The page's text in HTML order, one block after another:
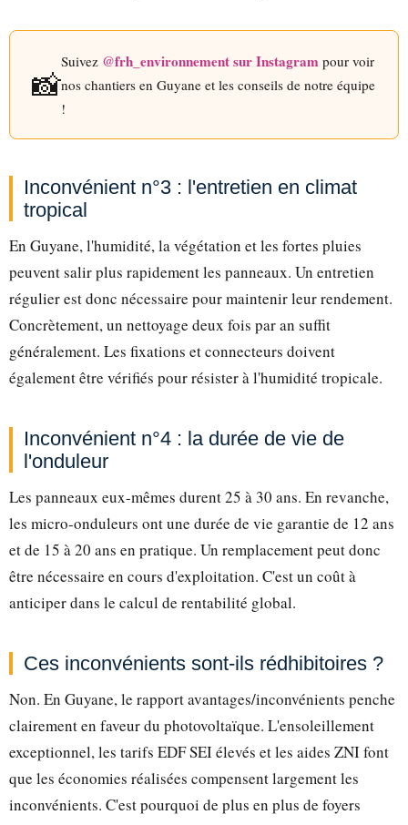
📸
Suivez @frh_environnement sur Instagram pour voir
nos chantiers en Guyane et les conseils de notre équipe
!
Inconvénient n°3 : l'entretien en climat
tropical
En Guyane, l'humidité, la végétation et les fortes pluies
peuvent salir plus rapidement les panneaux. Un entretien
régulier est donc nécessaire pour maintenir leur rendement.
Concrètement, un nettoyage deux fois par an suffit
généralement. Les fixations et connecteurs doivent
également être vérifiés pour résister à l'humidité tropicale.
Inconvénient n°4 : la durée de vie de
l'onduleur
Les panneaux eux-mêmes durent 25 à 30 ans. En revanche,
les micro-onduleurs ont une durée de vie garantie de 12 ans
et de 15 à 20 ans en pratique. Un remplacement peut donc
être nécessaire en cours d'exploitation. C'est un coût à
anticiper dans le calcul de rentabilité global.
Ces inconvénients sont-ils rédhibitoires ?
Non. En Guyane, le rapport avantages/inconvénients penche
clairement en faveur du photovoltaïque. L'ensoleillement
exceptionnel, les tarifs EDF SEI élevés et les aides ZNI font
que les économies réalisées compensent largement les
inconvénients. C'est pourquoi de plus en plus de foyers